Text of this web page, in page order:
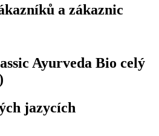
a zákaznic
Ayurveda Bio celý
jazycích